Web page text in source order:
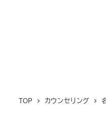
TOP カウンセリング